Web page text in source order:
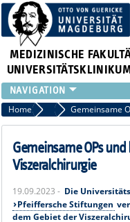
MEDIZINISCHE
INSTITUTE
KLINIKEN
ZENTRALE
FORSCHUNG
ÜBER UNS
INTERNATIONAL
Home Archiv 2023 News
Gemeinsame OPs
Viszeralchirurgie
19.09.2023 - Die
Pfeiffersche Stiftungen
dem Gebiet der